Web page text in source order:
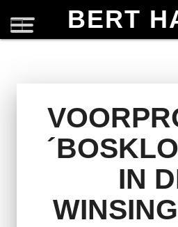
BERT
IN